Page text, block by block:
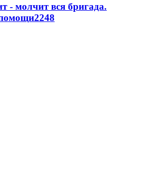
- молчит вся бригада.
2248